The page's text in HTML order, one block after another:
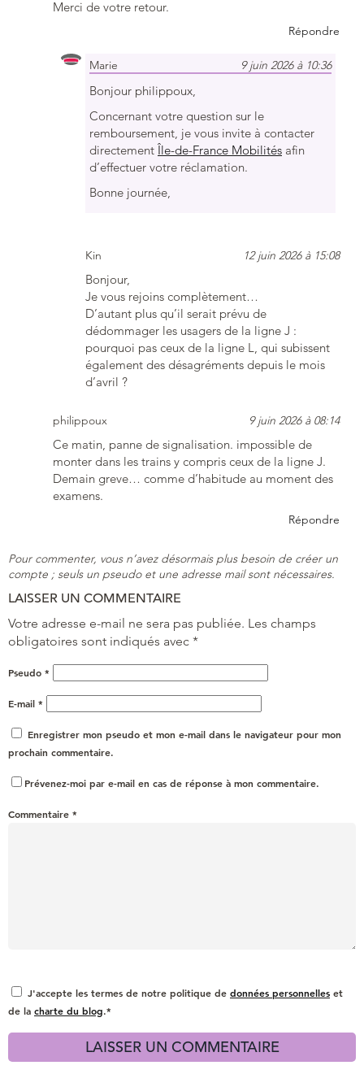
Merci de votre retour.
Répondre
Marie 9 juin 2026 à 10:36
Bonjour philippoux,
Concernant votre question sur le
remboursement, je vous invite à contacter
directement Île-de-France Mobilités afin
d’effectuer votre réclamation.
Bonne journée,
Kin 12 juin 2026 à 15:08
Bonjour,
Je vous rejoins complètement…
D’autant plus qu’il serait prévu de
dédommager les usagers de la ligne J :
pourquoi pas ceux de la ligne L, qui subissent
également des désagréments depuis le mois
d’avril ?
philippoux 9 juin 2026 à 08:14
Ce matin, panne de signalisation. impossible de
monter dans les trains y compris ceux de la ligne J.
Demain greve… comme d’habitude au moment des
examens.
Répondre
Pour commenter, vous n’avez désormais plus besoin de créer un
compte ; seuls un pseudo et une adresse mail sont nécessaires.
LAISSER UN COMMENTAIRE
Votre adresse e-mail ne sera pas publiée. Les champs
obligatoires sont indiqués avec *
Pseudo *
E-mail *
Enregistrer mon pseudo et mon e-mail dans le navigateur pour mon
prochain commentaire.
Prévenez-moi par e-mail en cas de réponse à mon commentaire.
Commentaire *
J'accepte les termes de notre politique de données personnelles et
de la charte du blog.*